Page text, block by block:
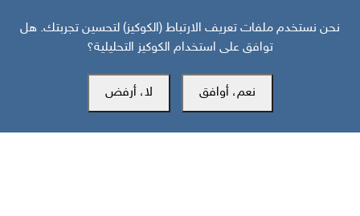
نحن نستخدم ملفات تعريف الارتباط (الكوكيز) لتحسين تجربتك. هل
توافق على استخدام الكوكيز التحليلية؟
نعم، أوافق لا، أرفض